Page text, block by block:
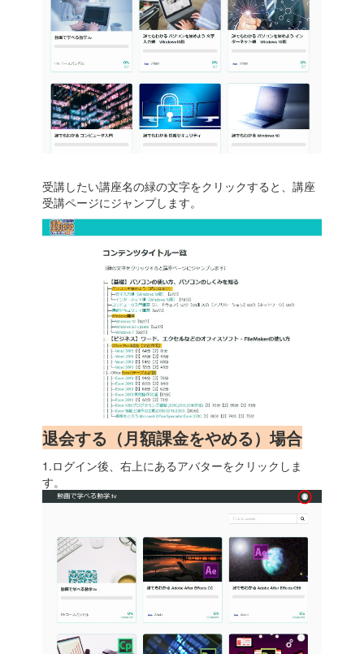
受講したい講座名の緑の文字をクリックすると、講座
受講ページにジャンプします。
退会する（月額課金をやめる）場合
1.ログイン後、右上にあるアバターをクリックしま
す。